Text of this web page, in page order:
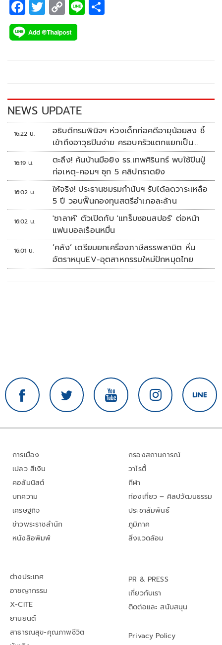
F
ac
e
k
T
wi
tt
C
o
p
k
Li
NEWS UPDATE
16:22 น.
อธิบดีกรมพินิจฯ ห่วงเด็กก่อคดีอายุน้อยลง ชี้
เข้าถึงอาวุธปืนง่าย ครอบครัวแตกแยกเป็น
ชนวนสำคัญ
16:19 น.
ตะลึง! ค้นบ้านมือยิง รร.เทพศิรินทร์ พบใช้ปืนปู่
ก่อเหตุ-คอมฯ ซุก 5 คลิปกราดยิง
16:02 น.
ให้จริง! ประธานชมรมกำนันฯ รับได้ลดวาระเหลือ
5 ปี วอนฟื้นกองทุนสตรีอำเภอละล้าน
16:02 น.
'ซาลาห์' ตัวเปิดกับ 'แทร็บซอนสปอร์' ต่อหน้า
แฟนบอลเรือนหมื่น
16:01 น.
‘คลัง’ เตรียมยกเครื่องภาษีสรรพสามิต หั่น
อัตราหนุนEV-อุตสาหกรรมใหม่ปักหมุดไทย
การเมือง
เปลว สีเงิน
คอลัมนิสต์
บทความ
เศรษฐกิจ
ข่าวพระราชสำนัก
หนังสือพิมพ์
กรองสถานการณ์
วาไรตี้
กีฬา
ท่องเที่ยว – ศิลปวัฒนธรรม
ประชาสัมพันธ์
ภูมิภาค
สิ่งแวดล้อม
ต่างประเทศ
อาชญากรรม
X-CITE
ยานยนต์
สาธารณสุข-คุณภาพชีวิต
PR & PRESS
เกี่ยวกับเรา
ติดต่อและ สนับสนุน
Privacy Policy